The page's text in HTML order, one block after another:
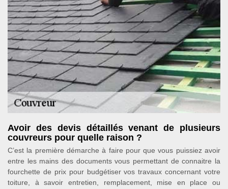
Avoir des devis détaillés venant de plusieurs
couvreurs pour quelle raison ?
C’est la première démarche à faire pour que vous puissiez avoir
entre les mains des documents vous permettant de connaitre la
fourchette de prix pour budgétiser vos travaux concernant votre
toiture, à savoir entretien, remplacement, mise en place ou